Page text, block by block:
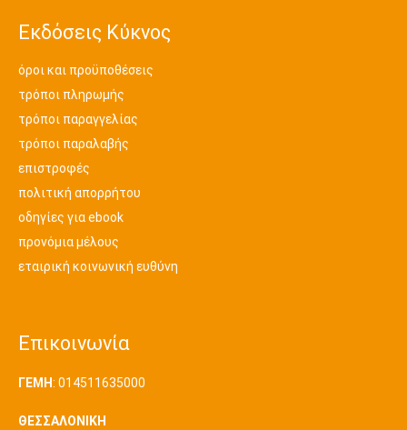
Εκδόσεις Κύκνος
όροι και προϋποθέσεις
τρόποι πληρωμής
τρόποι παραγγελίας
τρόποι παραλαβής
επιστροφές
πολιτική απορρήτου
οδηγίες για ebook
προνόμια μέλους
εταιρική κοινωνική ευθύνη
Επικοινωνία
ΓΕΜΗ: 014511635000
ΘΕΣΣΑΛΟΝΙΚΗ